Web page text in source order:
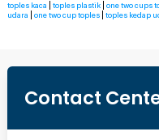
toples kaca toples plastik one two cups
udara
one two cup toples toples kedap
Contact